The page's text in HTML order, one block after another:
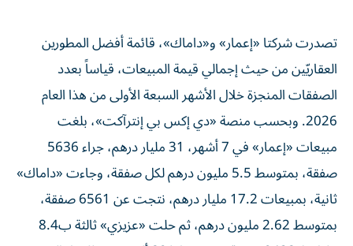
تصدرت شركتا «إعمار» و«داماك»، قائمة أفضل المطورين
العقاريّين من حيث إجمالي قيمة المبيعات، قياساً بعدد
الصفقات المنجزة خلال الأشهر السبعة الأولى من هذا العام
2026. وبحسب منصة «دي إكس بي إنترآكت»، بلغت
مبيعات «إعمار» في 7 أشهر، 31 مليار درهم، جراء 5636
صفقة، بمتوسط 5.5 مليون درهم لكل صفقة، وجاءت «داماك»
ثانية، بمبيعات 17.2 مليار درهم، نتجت عن 6561 صفقة،
بمتوسط 2.62 مليون درهم، ثم حلت «عزيزي» ثالثة ب8.4
مليار، ل9428 صفقة، بمتوسط 891 ألف درهم للعقار المبيع،